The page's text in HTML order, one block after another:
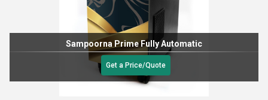
Sampoorna Prime Fully Automatic
Get a Price/Quote